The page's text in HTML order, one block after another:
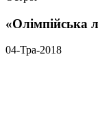
«Олімпійська
04-Тра-2018